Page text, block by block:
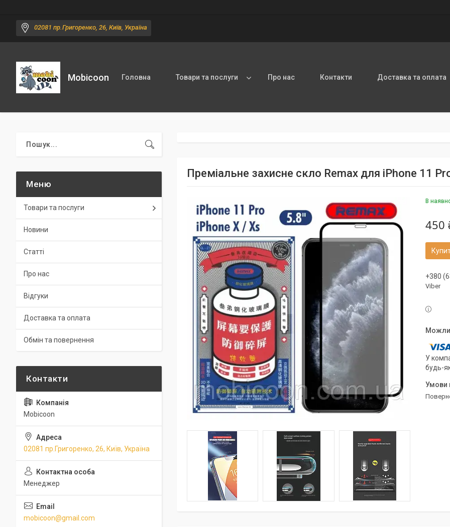
02081 пр.Григоренко, 26, Київ, Україна
Mobicoon Головна Товари та послуги Про нас Контакти Доставка та оплата
Преміальне захисне скло Remax для iPhone 11
В
450
+380
Viber
У
будь-
Товари та послуги
Новини
Статті
Про нас
Відгуки
Доставка та оплата
Обмін та повернення
Mobicoon
02081 пр.Григоренко, 26, Київ, Україна
Менеджер
mobicoon@gmail.com